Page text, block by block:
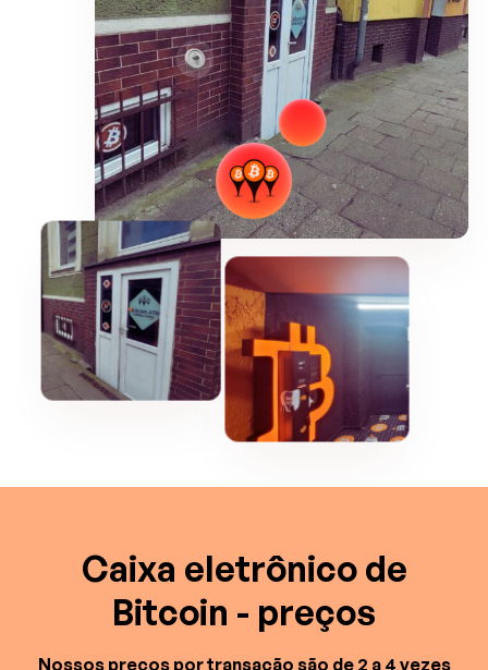
Caixa eletrônico de
Bitcoin - preços
Nossos preços por transação são de 2 a 4 vezes